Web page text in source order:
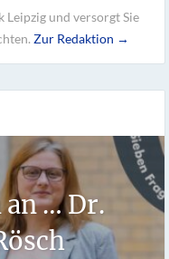
und versorgt Sie
Zur Redaktion →
an … Dr.